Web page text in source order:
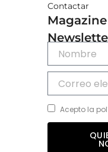
Contactar
Magazine
Acepto la